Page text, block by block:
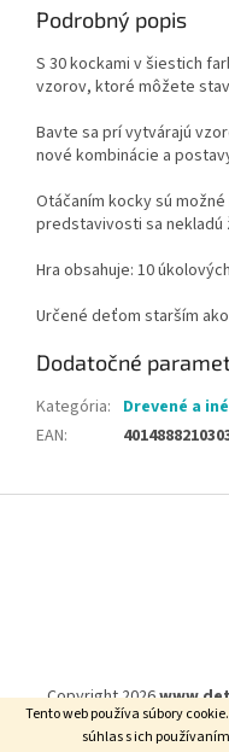
Tento web používa súbory
súhlas s ich
Podrobný popis
S 30 kockami v šiestich
vzorov, ktoré môžete
Bavte sa prí vytvárajú
nové kombinácie a
Otáčaním kocky sú
predstavivosti sa nekladú
Hra obsahuje: 10
Určené deťom starším
Dodatočné
Kategória: Drevené a
EAN:
Copyright 2026